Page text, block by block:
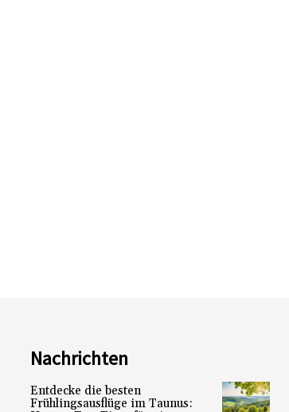
Nachrichten
Entdecke die besten
Frühlingsausflüge im Taunus: